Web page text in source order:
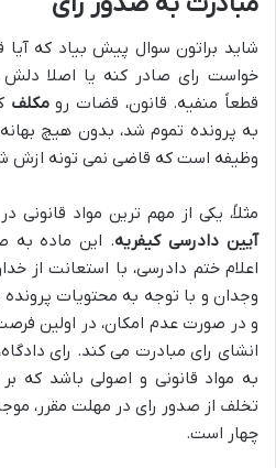
شاید براتون سوال پیش بیاد که
خواست رای صادر کنه یا اصلا
قطعاً منفیه. قانون، قضات رومکلف
به پرونده تموم شد، بدون هیچ
وظیفه است که قاضی نمی تونه ازش
مثلاً، یکی از مهم ترین مواد قانونی
آیین دادرسی کیفریه. این ماده به
اعلام ختم دادرسی، با استعانت از
وجدان و با توجه به محتویات
و در صورت عدم امکان، در اولین
انشای رای مبادرت می کند. رای
به مواد قانونی و اصولی باشد که
تخلف از صدور رای در مهلت مقرر،
چهار است.